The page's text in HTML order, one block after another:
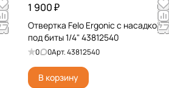
1 900 ₽
Отвертка Felo Ergonic с насадкой
под биты 1/4" 43812540
0 0Арт.43812540
В корзину